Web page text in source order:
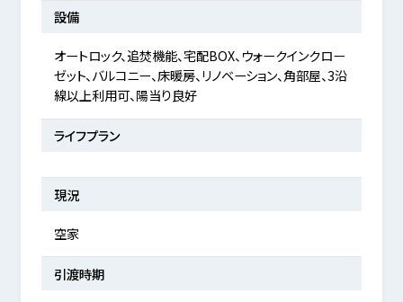
設備
オートロック、追焚機能、宅配BOX、ウォークインクロー
ゼット、バルコニー、床暖房、リノベーション、角部屋、3沿
線以上利用可、陽当り良好
ライフプラン
現況
空家
引渡時期